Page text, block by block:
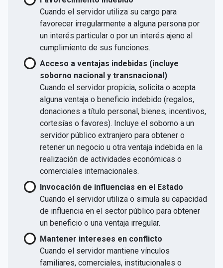
Cuando el servidor utiliza su cargo para
favorecer irregularmente a alguna persona por
un interés particular o por un interés ajeno al
cumplimiento de sus funciones.
Acceso a ventajas indebidas (incluye
soborno nacional y transnacional)
Cuando el servidor propicia, solicita o acepta
alguna ventaja o beneficio indebido (regalos,
donaciones a título personal, bienes, incentivos,
cortesías o favores). Incluye el soborno a un
servidor público extranjero para obtener o
retener un negocio u otra ventaja indebida en la
realización de actividades económicas o
comerciales internacionales.
Invocación de influencias en el Estado
Cuando el servidor utiliza o simula su capacidad
de influencia en el sector público para obtener
un beneficio o una ventaja irregular.
Mantener intereses en conflicto
Cuando el servidor mantiene vínculos
familiares, comerciales, institucionales o